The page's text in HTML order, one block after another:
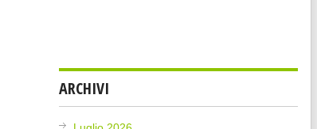
ARCHIVI